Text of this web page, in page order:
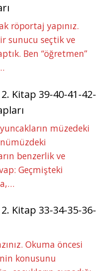
röportaj yapınız.
sunucu seçtik ve
Ben “öğretmen”
2. Kitap 39-40-41-42-
müzedeki
benzerlik ve
Geçmişteki
2. Kitap 33-34-35-36-
Okuma öncesi
konusunu